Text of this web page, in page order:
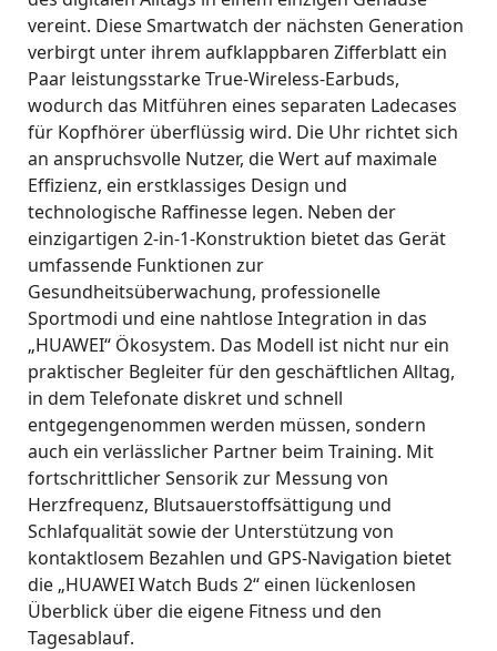
vereint. Diese Smartwatch der nächsten Generation
verbirgt unter ihrem aufklappbaren Zifferblatt ein
Paar leistungsstarke True-Wireless-Earbuds,
wodurch das Mitführen eines separaten Ladecases
für Kopfhörer überflüssig wird. Die Uhr richtet sich
an anspruchsvolle Nutzer, die Wert auf maximale
Effizienz, ein erstklassiges Design und
technologische Raffinesse legen. Neben der
einzigartigen 2-in-1-Konstruktion bietet das Gerät
umfassende Funktionen zur
Gesundheitsüberwachung, professionelle
Sportmodi und eine nahtlose Integration in das
„HUAWEI“ Ökosystem. Das Modell ist nicht nur ein
praktischer Begleiter für den geschäftlichen Alltag,
in dem Telefonate diskret und schnell
entgegengenommen werden müssen, sondern
auch ein verlässlicher Partner beim Training. Mit
fortschrittlicher Sensorik zur Messung von
Herzfrequenz, Blutsauerstoffsättigung und
Schlafqualität sowie der Unterstützung von
kontaktlosem Bezahlen und GPS-Navigation bietet
die „HUAWEI Watch Buds 2“ einen lückenlosen
Überblick über die eigene Fitness und den
Tagesablauf.